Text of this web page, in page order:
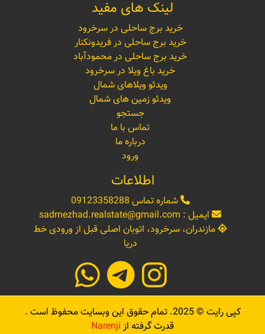
لینک های مفید
خرید برج ساحلی در سرخرود
خرید برج ساحلی در فریدونکنار
خرید برج ساحلی در محمودآباد
خرید باغ ویلا در سرخرود
ویدئو ویلاهای شمال
ویدئو زمین های شمال
جستجو
تماس با ما
درباره ما
ورود
اطلاعات
شماره تماس 09123358288
ایمیل : sadrnezhad.realstate@gmail.com
مازندران، سرخرود، اتوبان اصلی قبل از ورودی خط
دریا
کپی رایت ©2025. تمام حقوق این وبسایت محفوظ است .
قدرت گرفته از Narenji